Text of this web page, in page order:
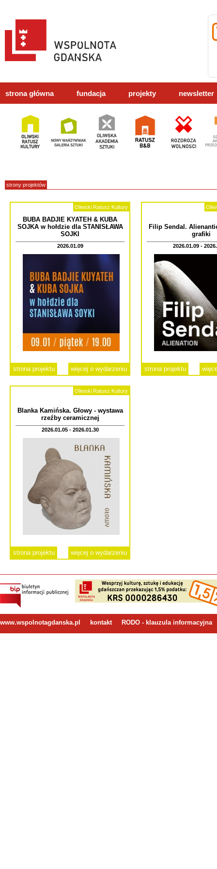
strona główna fundacja projekty newsletter
strony projektów
Oliwski Ratusz Kultury
BUBA BADJIE KYATEH & KUBA
SOJKA w hołdzie dla STANISŁAWA
SOJKI
2026.01.09
strona projektu więcej o wydarzeniu
Filip Sendal.
grafiki
2026.01.09 -
strona projektu
Oliwski Ratusz Kultury
Blanka Kamińska. Głowy - wystawa
rzeźby ceramicznej
2026.01.05 - 2026.01.30
strona projektu więcej o wydarzeniu
www.wspolnotagdanska.pl kontakt RODO - klauzula informacyjna